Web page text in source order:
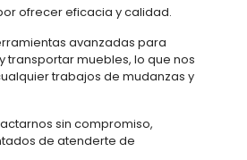
ofrecer eficacia y calidad.
avanzadas para
transportar muebles, lo que nos
trabajos de mudanzas y
sin compromiso,
de atenderte de